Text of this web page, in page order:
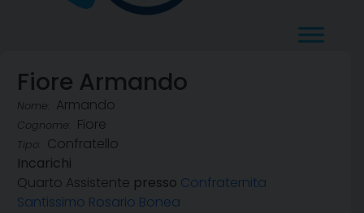
Fiore Armando
Nome: Armando
Cognome: Fiore
Tipo:
Confratello
Incarichi
Quarto Assistente presso Confraternita
Santissimo Rosario Bonea